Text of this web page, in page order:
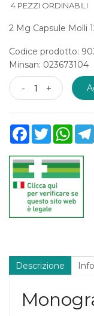
4 PEZZI ORDINABILI
2 Mg Capsule Molli
Codice prodotto:
Minsan: 023673104
- +
FacebookTwitter
Descrizione